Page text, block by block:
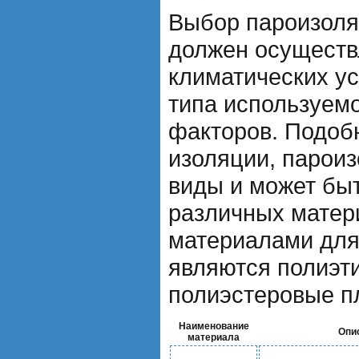
Выбор
должен
климатических
типа
факторов.
изоляции,
виды и может
различных
материалами
являются
полиэстеровые
Наименование
материала